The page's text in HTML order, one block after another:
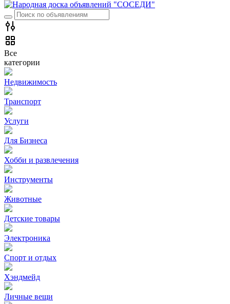
Все
категории
Недвижимость
Транспорт
Услуги
Для Бизнеса
Хобби и развлечения
Инструменты
Животные
Детские товары
Электроника
Спорт и отдых
Хэндмейд
Личные вещи